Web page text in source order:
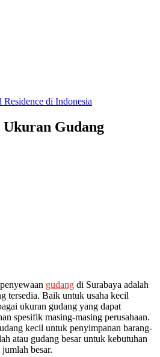
di Indonesia
Gudang
gudang di Surabaya adalah
tersedia. Baik untuk usaha kecil
ukuran gudang yang dapat
spesifik masing-masing perusahaan.
kecil untuk penyimpanan barang-
atau gudang besar untuk kebutuhan
besar.